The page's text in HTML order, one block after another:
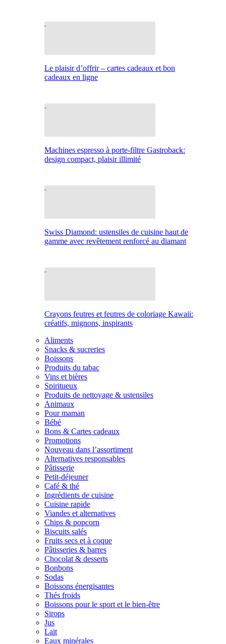
Le plaisir d’offrir – cartes cadeaux et bon
cadeaux en ligne
Machines espresso à porte-filtre Gastroback:
design compact, plaisir illimité
Swiss Diamond: ustensiles de cuisine haut de
gamme avec revêtement renforcé au diamant
Crayons feutres et feutres de coloriage Kawaii:
créatifs, mignons, inspirants
Aliments
Snacks & sucreries
Boissons
Produits du tabac
Vins et bières
Spiritueux
Produits de nettoyage & ustensiles
Animaux
Pour maman
Bébé
Bons & Cartes cadeaux
Promotions
Nouveau dans l’assortiment
Alternatives responsables
Pâtisserie
Petit-déjeuner
Café & thé
Ingrédients de cuisine
Cuisine rapide
Viandes et alternatives
Chips & popcorn
Biscuits salés
Fruits secs et à coque
Pâtisseries & barres
Chocolat & desserts
Bonbons
Sodas
Boissons énergisantes
Thés froids
Boissons pour le sport et le bien-être
Sirops
Jus
Lait
Eaux minérales